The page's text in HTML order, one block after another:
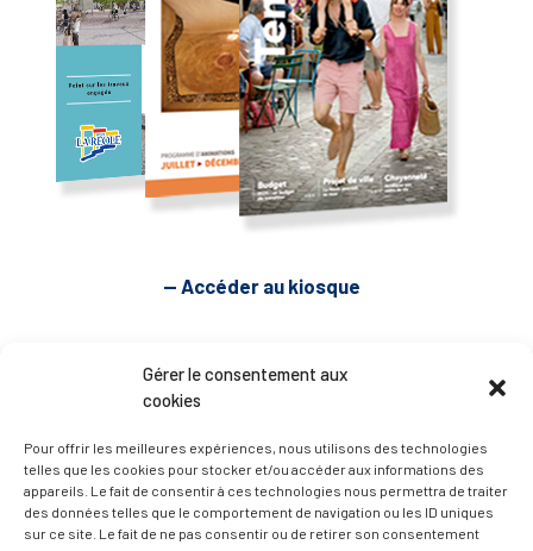
Gérer le consentement aux
cookies
Pour offrir les meilleures expériences, nous utilisons des technologies
telles que les cookies pour stocker et/ou accéder aux informations des
appareils. Le fait de consentir à ces technologies nous permettra de traiter
des données telles que le comportement de navigation ou les ID uniques
sur ce site. Le fait de ne pas consentir ou de retirer son consentement
— Accéder au kiosque
D’ART ET D’HISTOIRE